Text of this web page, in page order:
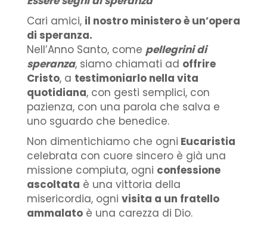
Cari amici, il nostro ministero è un’opera
di speranza.
Nell’Anno Santo, come pellegrini di
speranza, siamo chiamati ad offrire
Cristo, a testimoniarlo nella vita
quotidiana, con gesti semplici, con
pazienza, con una parola che salva e
uno sguardo che benedice.
Non dimentichiamo che ogni Eucaristia
celebrata con cuore sincero è già una
missione compiuta, ogni confessione
ascoltata è una vittoria della
misericordia, ogni visita a un fratello
ammalato è una carezza di Dio.